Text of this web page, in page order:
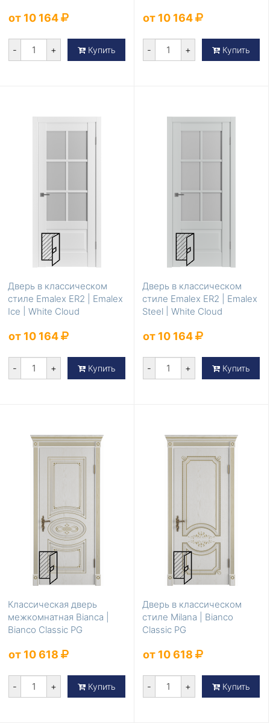
от 10 164
- + Купить
от 10 164
- + Купить
Дверь в классическом
стиле Emalex ER2 | Emalex
Ice | White Cloud
от 10 164
- + Купить
Дверь в классическом
стиле Emalex ER2 | Emalex
Steel | White Cloud
от 10 164
- + Купить
Классическая дверь
межкомнатная Bianca |
Bianco Classic PG
от 10 618
- + Купить
Дверь в классическом
стиле Milana | Bianco
Classic PG
от 10 618
- + Купить